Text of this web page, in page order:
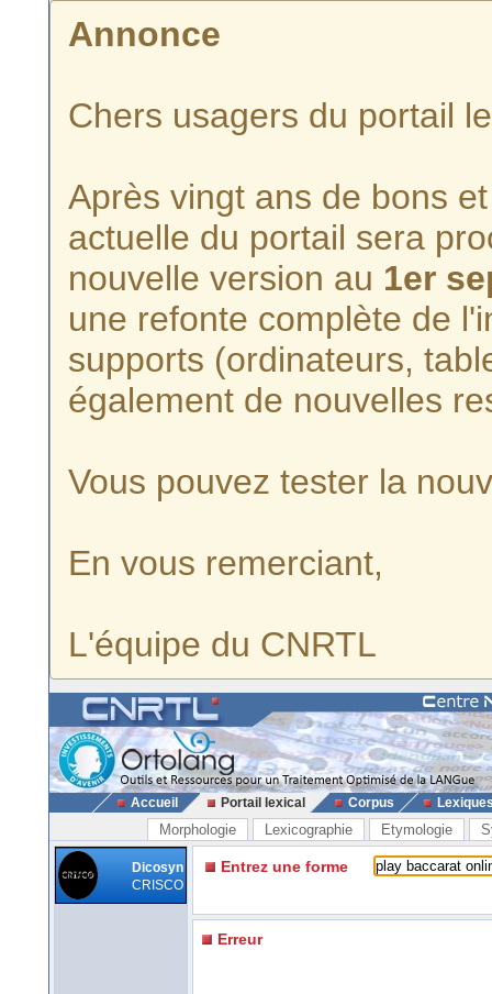
Annonce
Chers usagers du portail
Après vingt ans de bons
actuelle du portail sera
nouvelle version au 1er
une refonte complète de
supports (ordinateurs,
également de nouvelles
Vous pouvez tester la
En vous remerciant,
L'équipe du CNRTL
Accueil Portail lexical Corpus
Morphologie Lexicographie Etymologie
Dicosyn
CRISCO
Entrez une forme
Erreur